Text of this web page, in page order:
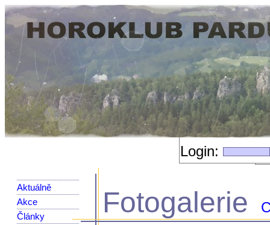
Login:
Aktuálně
Akce
Články
Fotogalerie